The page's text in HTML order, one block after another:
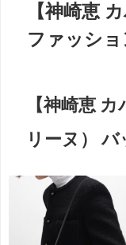
【神崎恵
ファッシ
【神崎恵
リーヌ） バ